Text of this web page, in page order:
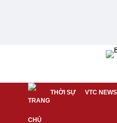
THỜI SỰ VTC